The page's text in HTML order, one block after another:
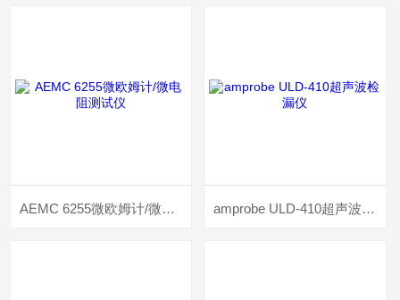
AEMC 6255微欧姆计/微电阻测试仪 amprobe ULD-410超声波检漏仪